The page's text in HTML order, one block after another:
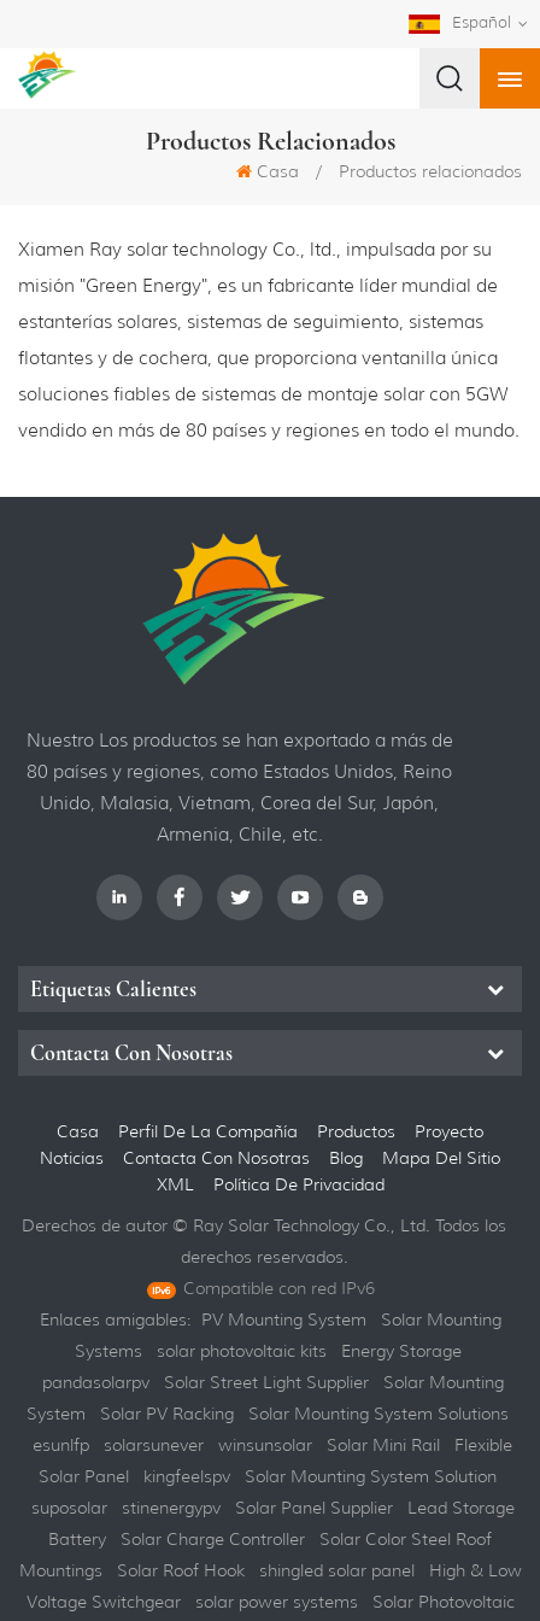
Español
Productos Relacionados
Casa / Productos relacionados
Xiamen Ray solar technology Co., ltd., impulsada por su
misión "Green Energy", es un fabricante líder mundial de
estanterías solares, sistemas de seguimiento, sistemas
flotantes y de cochera, que proporciona ventanilla única
soluciones fiables de sistemas de montaje solar con 5GW
vendido en más de 80 países y regiones en todo el mundo.
Nuestro Los productos se han exportado a más de
80 países y regiones, como Estados Unidos, Reino
Unido, Malasia, Vietnam, Corea del Sur, Japón,
Armenia, Chile, etc.
Etiquetas Calientes
Contacta Con Nosotras
Casa Perfil De La Compañía Productos
Proyecto
Noticias
Contacta Con Nosotras Blog
Mapa Del Sitio
XML
Política De Privacidad
Derechos de autor © Ray Solar Technology Co., Ltd. Todos los
derechos reservados.
Compatible con red IPv6
Enlaces amigables: PV Mounting System
Solar Mounting
Systems
solar photovoltaic kits
Energy Storage
pandasolarpv
Solar Street Light Supplier
Solar Mounting
System
Solar PV Racking
Solar Mounting System Solutions
esunlfp
solarsunever winsunsolar Solar Mini Rail
Flexible
Solar Panel
kingfeelspv
Solar Mounting System Solution
suposolar
stinenergypv Solar Panel Supplier
Lead Storage
Battery
Solar Charge Controller
Solar Color Steel Roof
Mountings
Solar Roof Hook shingled solar panel
High & Low
Voltage Switchgear
solar power systems Solar Photovoltaic